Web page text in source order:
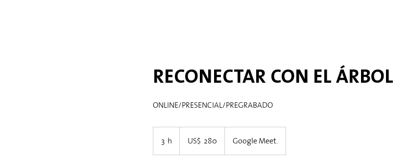
RECONECTAR CON EL ÁRBOL
ONLINE/PRESENCIAL/PREGRABADO
3 h
estadounidenses
US$ 280 Google Meet.